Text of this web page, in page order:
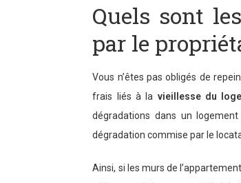
Quels sont
par le
Vous n’êtes pas obligés de
frais liés à la vieillesse du
dégradations dans un
dégradation commise par le
Ainsi, si les murs de